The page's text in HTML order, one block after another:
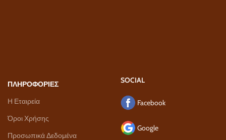
ΠΛΗΡΟΦΟΡΙΕΣ
Η Εταιρεία
Όροι Χρήσης
Προσωπικά Δεδομένα
SOCIAL
Facebook
Google